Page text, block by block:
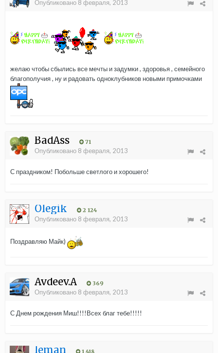
Опубликовано 8 февраля, 2013
желаю чтобы сбылись все мечты и задумки , здоровья , семейного
благополучия , ну и радовать одноклубников новыми примочками
BadAss 71
Опубликовано 8 февраля, 2013
С праздником! Побольше светлого и хорошего!
Olegik 2 124
Опубликовано 8 февраля, 2013
Поздравляю Майк)
Avdeev.A 369
Опубликовано 8 февраля, 2013
С Днем рождения Миш!!!!Всех благ тебе!!!!!
leman 1 418